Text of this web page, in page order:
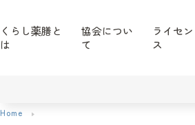
くらし薬膳と
は
協会につい
て
ライセン
ス
Home